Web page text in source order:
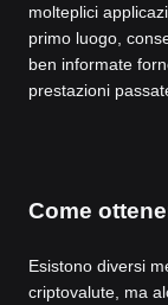
molteplici
primo luogo,
ben informate
prestazioni
Come
Esistono diversi
criptovalute, ma